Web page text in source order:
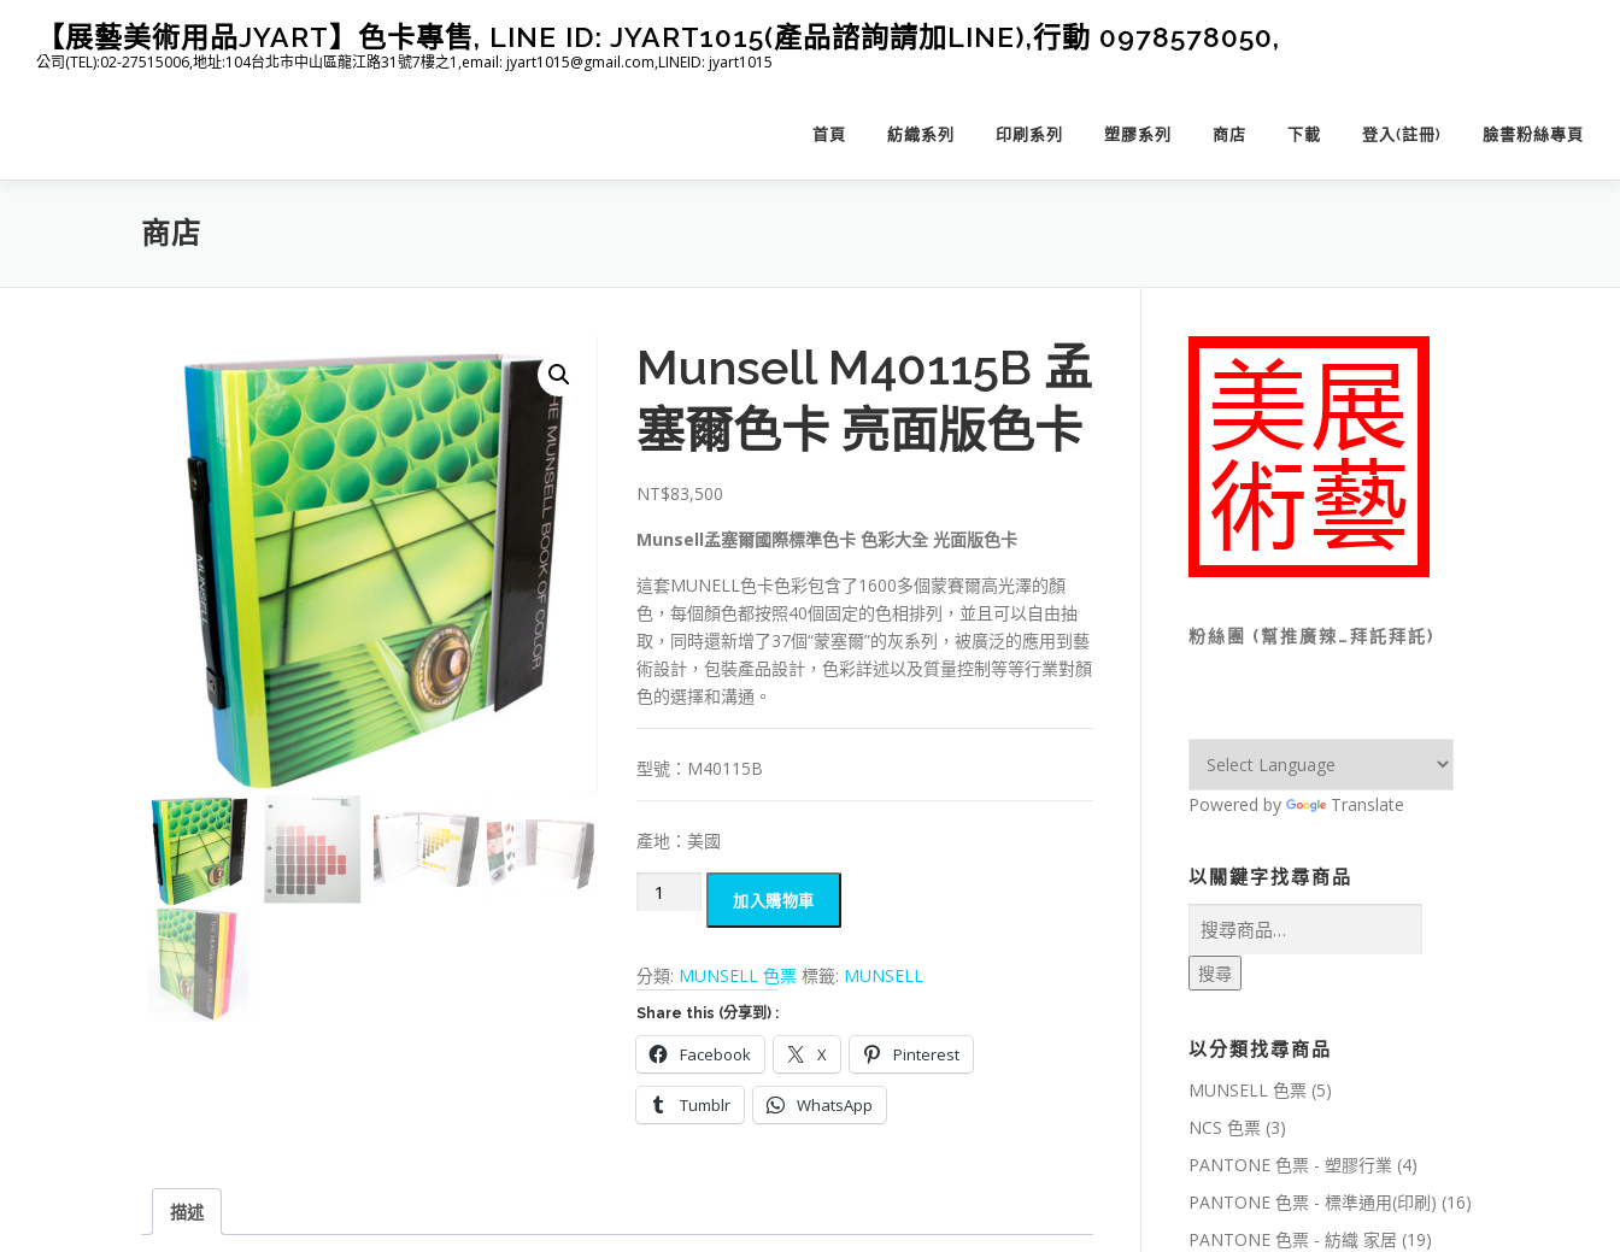
【展藝美術用品JYART】色卡專售, LINE ID: JYART1015(產品諮詢請加LINE),行動 0978578050,
公司(TEL):02-27515006,地址:104台北市中山區龍江路31號7樓之1,email: jyart1015@gmail.com,LINEID: jyart1015
首頁 紡織系列 印刷系列 塑膠系列 商店 下載 登入(註冊) 臉書粉絲專頁
商店
Munsell M40115B 孟
塞爾色卡 亮面版色卡
NT$83,500
Munsell孟塞爾國際標準色卡 色彩大全 光面版色卡
這套MUNELL色卡色彩包含了1600多個蒙賽爾高光澤的顏
色，每個顏色都按照40個固定的色相排列，並且可以自由抽
取，同時還新增了37個“蒙塞爾”的灰系列，被廣泛的應用到藝
術設計，包裝產品設計，色彩詳述以及質量控制等等行業對顏
色的選擇和溝通。
型號：M40115B
產地：美國
Munsell
塞
爾
色
卡
亮
加入購物車
分類: MUNSELL 色票 標籤: MUNSELL
Share this (分享到) :
Facebook X Pinterest
Tumblr WhatsApp
描述
粉絲團 (幫推廣辣…拜託拜託)
Powered by Translate
以關鍵字找尋商品
搜
尋
關
搜尋
以分類找尋商品
MUNSELL 色票 (5)
NCS 色票 (3)
PANTONE 色票 - 塑膠行業 (4)
PANTONE 色票 - 標準通用(印刷) (16)
PANTONE 色票 - 紡織 家居 (19)